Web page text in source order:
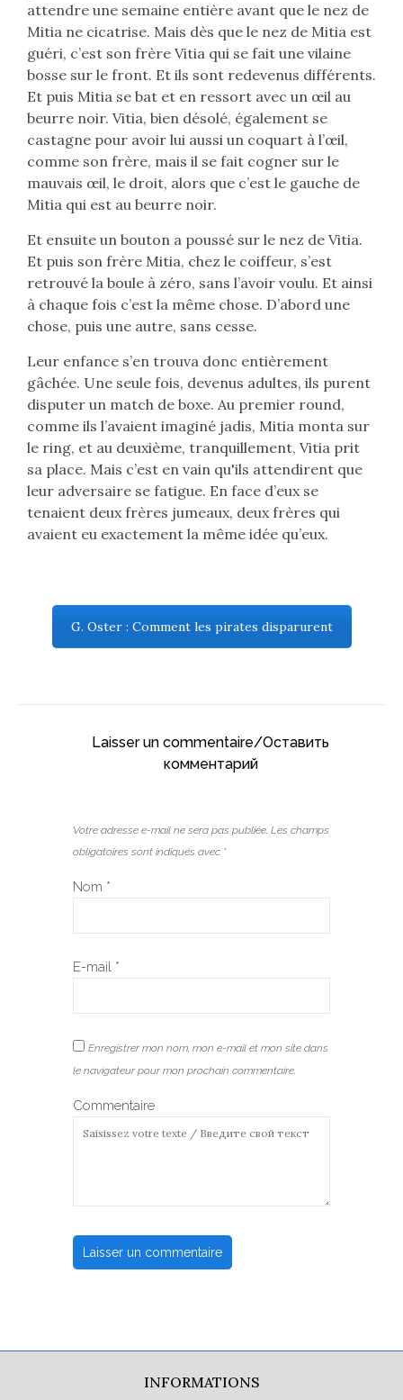
attendre une semaine entière avant que le nez de
Mitia ne cicatrise. Mais dès que le nez de Mitia est
guéri, c’est son frère Vitia qui se fait une vilaine
bosse sur le front. Et ils sont redevenus différents.
Et puis Mitia se bat et en ressort avec un œil au
beurre noir. Vitia, bien désolé, également se
castagne pour avoir lui aussi un coquart à l’œil,
comme son frère, mais il se fait cogner sur le
mauvais œil, le droit, alors que c’est le gauche de
Mitia qui est au beurre noir.
Et ensuite un bouton a poussé sur le nez de Vitia.
Et puis son frère Mitia, chez le coiffeur, s’est
retrouvé la boule à zéro, sans l’avoir voulu. Et ainsi
à chaque fois c’est la même chose. D’abord une
chose, puis une autre, sans cesse.
Leur enfance s’en trouva donc entièrement
gâchée. Une seule fois, devenus adultes, ils purent
disputer un match de boxe. Au premier round,
comme ils l’avaient imaginé jadis, Mitia monta sur
le ring, et au deuxième, tranquillement, Vitia prit
sa place. Mais c’est en vain qu'ils attendirent que
leur adversaire se fatigue. En face d’eux se
tenaient deux frères jumeaux, deux frères qui
avaient eu exactement la même idée qu’eux.
G. Oster : Comment les pirates disparurent
Laisser un commentaire/Оставить
комментарий
Votre adresse e-mail ne sera pas publiée. Les champs
obligatoires sont indiqués avec *
Nom *
E-mail *
Enregistrer mon nom, mon e-mail et mon site dans
le navigateur pour mon prochain commentaire.
Commentaire
INFORMATIONS